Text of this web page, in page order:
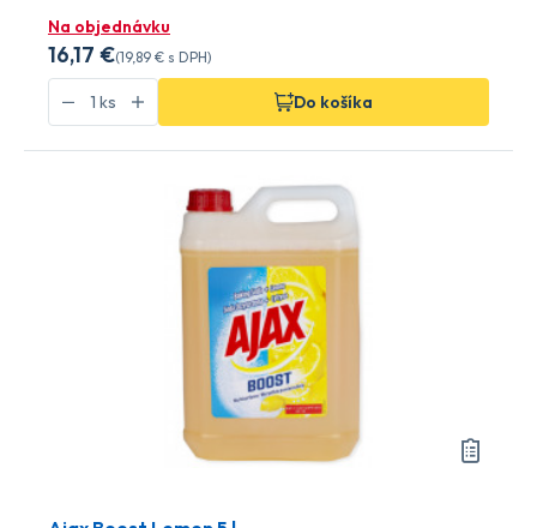
Na objednávku
16,17 €(19,89 € s DPH)
Do košíka